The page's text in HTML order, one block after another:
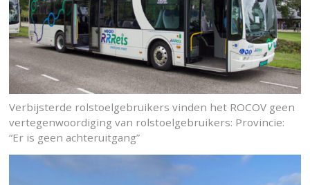
Verbijsterde rolstoelgebruikers vinden het ROCOV geen
vertegenwoordiging van rolstoelgebruikers: Provincie:
“Er is geen achteruitgang”